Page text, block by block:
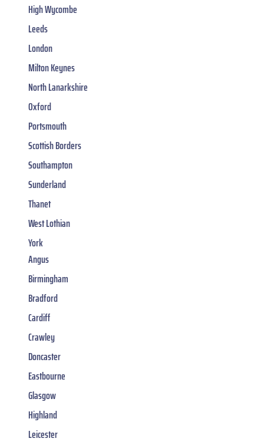
High Wycombe
Leeds
London
Milton Keynes
North Lanarkshire
Oxford
Portsmouth
Scottish Borders
Southampton
Sunderland
Thanet
West Lothian
York
Angus
Birmingham
Bradford
Cardiff
Crawley
Doncaster
Eastbourne
Glasgow
Highland
Leicester